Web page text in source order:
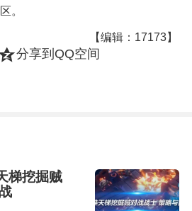
。
【编辑：17173】
分享到QQ空间
梯挖掘贼